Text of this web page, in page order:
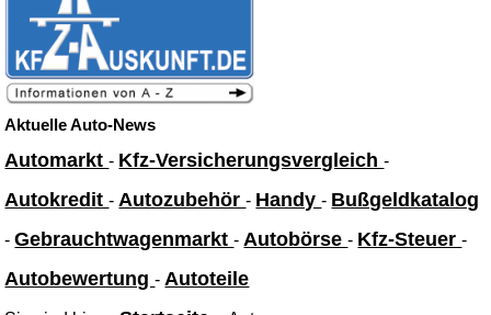
Aktuelle Auto-News
Automarkt- Kfz-Versicherungsvergleich-
Autokredit- Autozubehör- Handy- Bußgeldkatalog
-Gebrauchtwagenmarkt- Autobörse- Kfz-Steuer-
Autobewertung- Autoteile